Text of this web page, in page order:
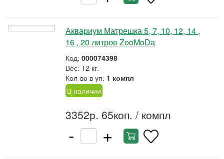
Аквариум Матрешка 5, 7, 10, 12, 14 ,
16 , 20 литров ZooMoDa
Код: 000074398
Вес: 12 кг.
Кол-во в уп: 1 компл
В наличии
3352р. 65коп. / компл
- +